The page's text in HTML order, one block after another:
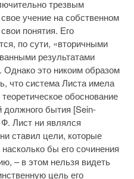
трезвым
учение на собственном
понятия. Его
по сути, «вторичными
результатами
Однако это никоим образом
что система Листа имела
обоснование
бытия [Sein-
Лист ни являлся
ставил цели, которые
бы его сочинения
– в этом нельзя видеть
цель его